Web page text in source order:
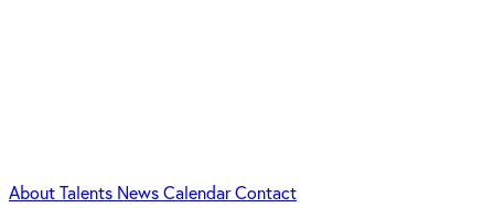
AboutTalents NewsCalendarContact